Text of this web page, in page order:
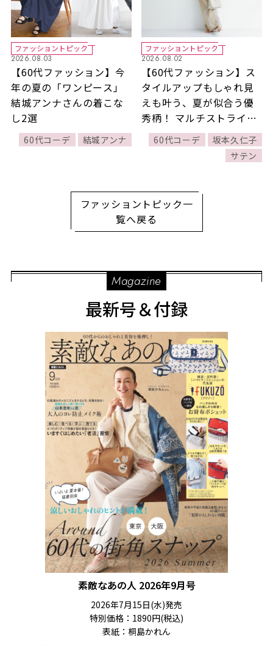
ファッショントピック
2026.08.03
【60代ファッション】今
年の夏の「ワンピース」
結城アンナさんの着こな
し2選
60代コーデ 結城アンナ
ファッショントピック
2026.08.02
【60代ファッション】ス
タイルアップもしゃれ見
えも叶う、夏が似合う優
秀柄！ マルチストライプ
コーデ2選【スタイリスト
坂本久仁子のおしゃれの
60代コーデ
坂本久仁子
サテン
ファッショントピック一
覧へ戻る
Magazine
最新号＆付録
素敵なあの人 2026年9月号
2026年7月15日(水)発売
特別価格：1890円(税込)
表紙：桐島かれん